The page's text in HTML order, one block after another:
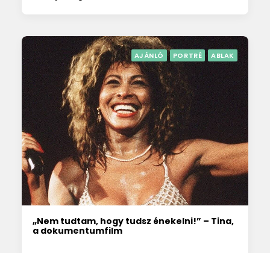
AJÁNLÓ PORTRÉ ABLAK
„Nem tudtam, hogy tudsz énekelni!” – Tina,
a dokumentumfilm